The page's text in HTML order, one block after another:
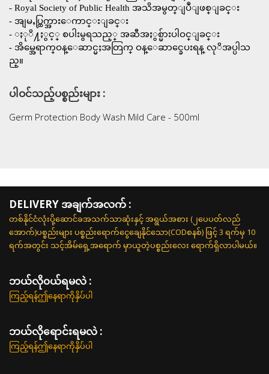
- Royal Society of Public Health အသိအမွတ္ျပဳျဖစ္ျခင္း
- အျမႇပ္ထြက္အားေကာင္းျခင္း
- ႏုိ႔ႏွင့္ စပါးမွရသည့္ အဆီအႏွစ္မ်ားပါဝင္ျခင္း
- အိမ္အေရာက္ဝန္ေဆာင္မႈအတြက္ ဝန္ေဆာင္ခေပးရန္ လုိအပ္ပါသ
ည္။
ပါဝင်သည့်ပစ္စည်းများ :
Germ Protection Body Wash Mild Care - 500ml
DELIVERY အချက်အလက် :
တစ်နိုင်ငံလုံးပို့ဆောင်ခအသက်သာဆုံးနှင့် အရွယ်အစား (၂ပေပတ်လည်
အောက်)ပစ္စည်းများ ပစ္စည်းရောက်ငွေချေနိုင်သော(CODစနစ်) ဖြင့် 3 ရက်မှ 10
ရက်အတွင်း သင့်အိမ်ရှေ့အရောက် မှာယူတဲ့ပစ္စည်းလေး ရောက်ရှိလာပါမယ်။
ဘယ်လို၀ယ်ရမလဲ :
ကြည့်ရန်ဤနေရာကိုနှိပ်ပါ
ဘယ်လိုရောင်းရမလဲ :
ကြည့်ရန်ဤနေရာကိုနှိပ်ပါ